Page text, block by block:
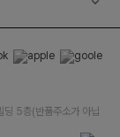
5층(반품주소가 아닙